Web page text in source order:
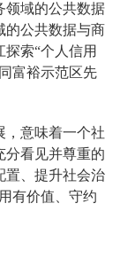
领域的公共数据
的公共数据与商
索“个人信用
富裕示范区先
，意味着一个社
分看见并尊重的
置、提升社会治
有价值、守约